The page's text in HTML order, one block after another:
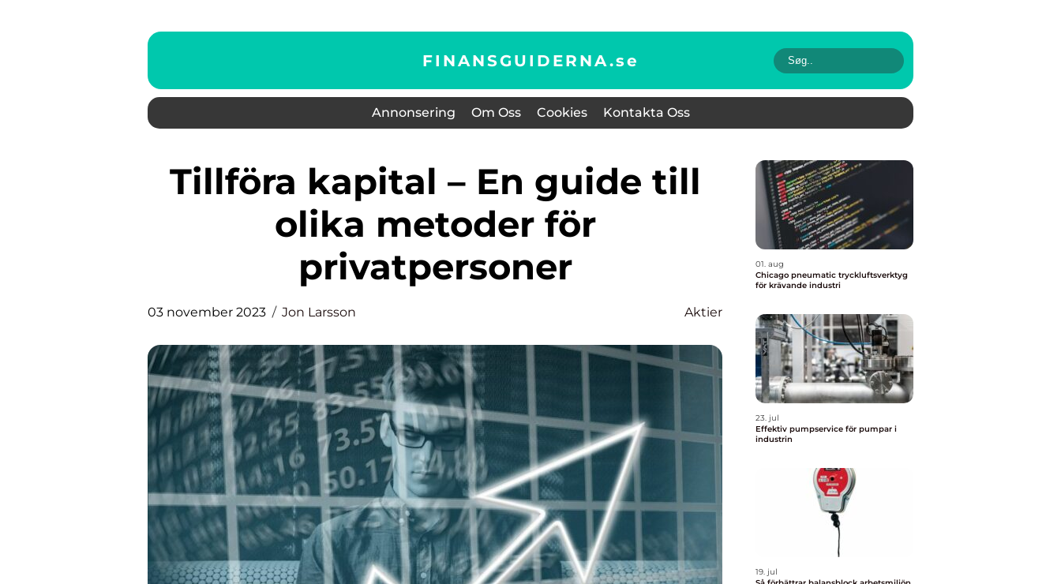
FINANSGUIDERNA.se
Annonsering Om Oss Cookies Kontakta Oss
Tillföra kapital – En guide till
olika metoder för
privatpersoner
03 november 2023 Jon Larsson Aktier
01. aug
Chicago pneumatic tryckluftsverktyg
för krävande industri
23. jul
Effektiv pumpservice för pumpar i
industrin
19. jul